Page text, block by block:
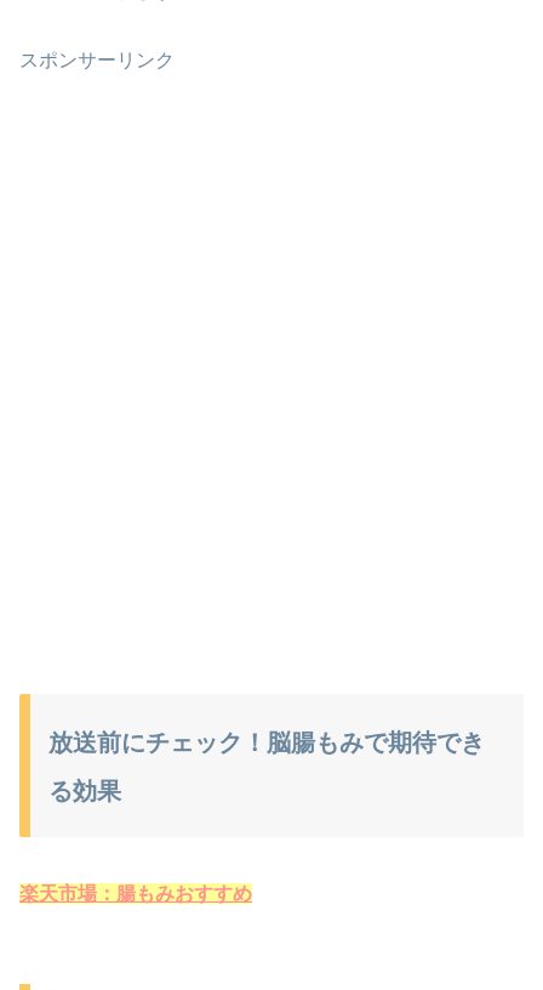
スポンサーリンク
放送前にチェック！脳腸もみで期待でき
る効果
楽天市場：腸もみおすすめ